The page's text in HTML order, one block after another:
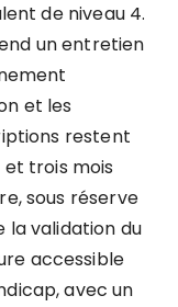
de niveau 4.
un entretien
et les
restent
et trois mois
sous réserve
la validation du
accessible
avec un